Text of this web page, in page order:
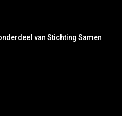
van Stichting Samen